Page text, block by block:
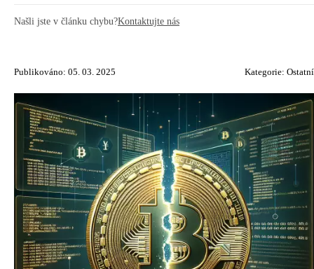
Našli jste v článku chybu?Kontaktujte nás
Publikováno: 05. 03. 2025 Kategorie: Ostatní